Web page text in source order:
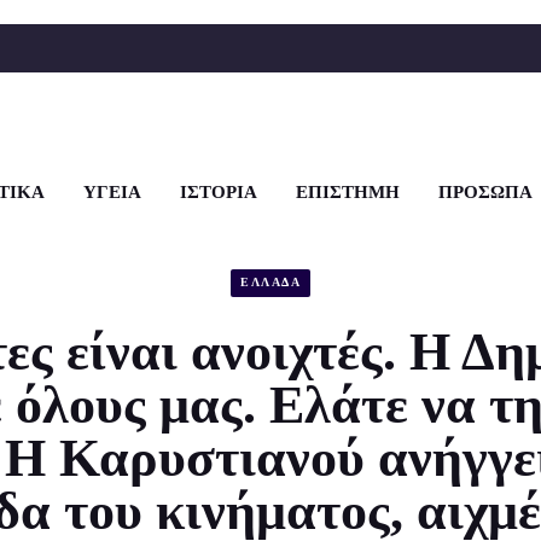
ΥΓΕΙΑ ΙΣΤΟΡΙΑ ΕΠΙΣΤΗΜΗ ΠΡΟΣΩΠΑ
ΕΛΛΑΔΑ
είναι ανοιχτές. Η
όλους μας. Ελάτε να
Καρυστιανού
του κινήματος,